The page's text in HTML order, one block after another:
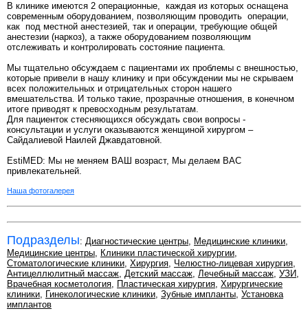
В клинике имеются 2 операционные, каждая из которых оснащена
современным оборудованием, позволяющим проводить операции,
как под местной анестезией, так и операции, требующие общей
анестезии (наркоз), а также оборудованием позволяющим
отслеживать и контролировать состояние пациента.
Мы тщательно обсуждаем с пациентами их проблемы с внешностью,
которые привели в нашу клинику и при обсуждении мы не скрываем
всех положительных и отрицательных сторон нашего
вмешательства. И только такие, прозрачные отношения, в конечном
итоге приводят к превосходным результатам.
Для пациенток стесняющихся обсуждать свои вопросы -
консультации и услуги оказываются женщиной хирургом –
Сайдалиевой Наилей Джавдатовной.
EstiMED: Мы не меняем ВАШ возраст, Мы делаем ВАС
привлекательней.
Наша фотогалерея
Подразделы: Диагностические центры, Медицинские клиники,
Медицинские центры, Клиники пластической хирургии,
Стоматологические клиники, Хирургия, Челюстно-лицевая хирургия,
Антицеллюлитный массаж, Детский массаж, Лечебный массаж, УЗИ,
Врачебная косметология, Пластическая хирургия, Хирургические
клиники, Гинекологические клиники, Зубные импланты, Установка
имплантов